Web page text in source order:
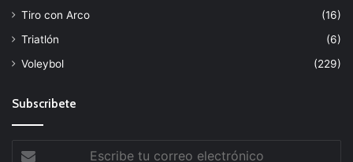
Tiro con Arco
(16)
Triatlón
(6)
Voleybol
(229)
Subscribete
Escribe